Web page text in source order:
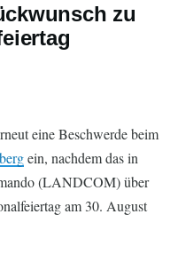
zu
eine Beschwerde beim
ein, nachdem das in
(LANDCOM) über
am 30. August